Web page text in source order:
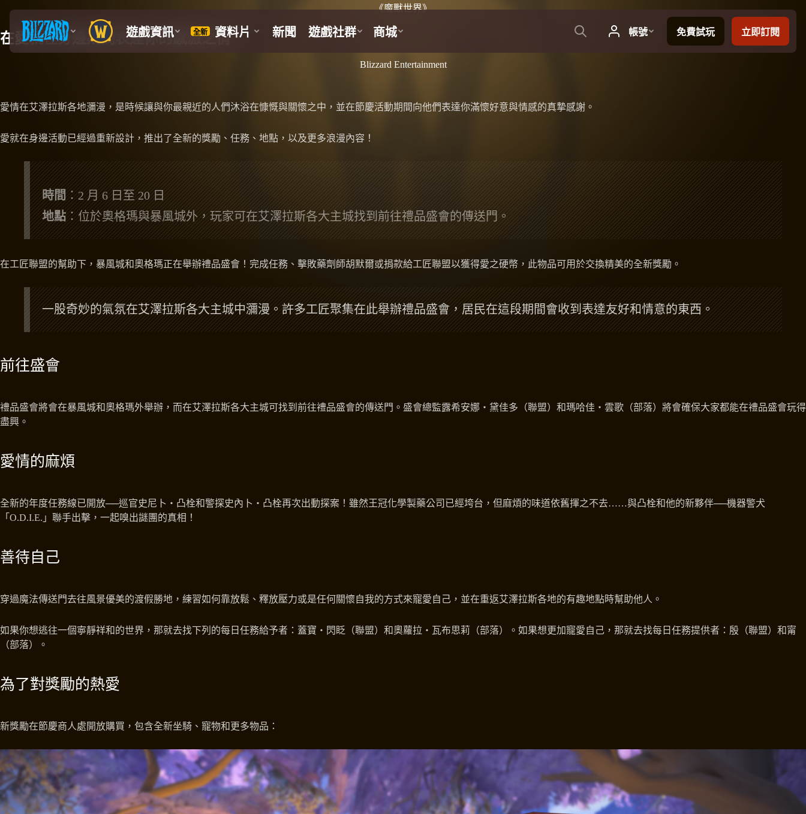
《魔獸世界》
在愛就在身邊期間表達你的感激之情
Blizzard Entertainment
愛情在艾澤拉斯各地瀰漫，是時候讓與你最親近的人們沐浴在慷慨與關懷之中，並在節慶活動期間向他們表達你滿懷好意與情感的真摯感謝。
愛就在身邊活動已經過重新設計，推出了全新的獎勵、任務、地點，以及更多浪漫內容！
時間：2 月 6 日至 20 日
地點：位於奧格瑪與暴風城外，玩家可在艾澤拉斯各大主城找到前往禮品盛會的傳送門。
在工匠聯盟的幫助下，暴風城和奧格瑪正在舉辦禮品盛會！完成任務、擊敗藥劑師胡默爾或捐款給工匠聯盟以獲得愛之硬幣，此物品可用於交換精美的全新獎勵。
一股奇妙的氣氛在艾澤拉斯各大主城中瀰漫。許多工匠聚集在此舉辦禮品盛會，居民在這段期間會收到表達友好和情意的東西。
前往盛會
禮品盛會將會在暴風城和奧格瑪外舉辦，而在艾澤拉斯各大主城可找到前往禮品盛會的傳送門。盛會總監露希安娜‧黛佳多（聯盟）和瑪哈佳‧雲歌（部落）將會確保大家都能在禮品盛會玩得
盡興。
愛情的麻煩
全新的年度任務線已開放──巡官史尼卜‧凸栓和警探史內卜‧凸栓再次出動探案！雖然王冠化學製藥公司已經垮台，但麻煩的味道依舊揮之不去……與凸栓和他的新夥伴──機器警犬
「O.D.I.E.」聯手出擊，一起嗅出謎團的真相！
善待自己
穿過魔法傳送門去往風景優美的渡假勝地，練習如何靠放鬆、釋放壓力或是任何關懷自我的方式來寵愛自己，並在重返艾澤拉斯各地的有趣地點時幫助他人。
如果你想逃往一個寧靜祥和的世界，那就去找下列的每日任務給予者：蓋寶‧閃眨（聯盟）和奧蘿拉‧瓦布思莉（部落）。如果想更加寵愛自己，那就去找每日任務提供者：殷（聯盟）和甯
（部落）。
為了對獎勵的熱愛
新獎勵在節慶商人處開放購買，包含全新坐騎、寵物和更多物品：